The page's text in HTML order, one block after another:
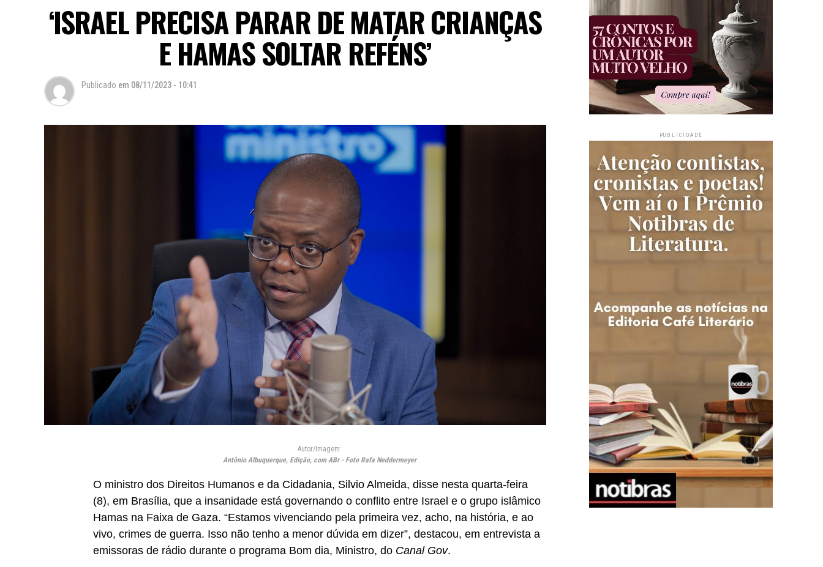
‘ISRAEL PRECISA PARAR DE MATAR CRIANÇAS
E HAMAS SOLTAR REFÉNS’
Publicado em 08/11/2023 - 10:41
Autor/Imagem:
Antônio Albuquerque, Edição, com ABr - Foto Rafa Neddermeyer
O ministro dos Direitos Humanos e da Cidadania, Silvio Almeida, disse nesta quarta-feira
(8), em Brasília, que a insanidade está governando o conflito entre Israel e o grupo islâmico
Hamas na Faixa de Gaza. “Estamos vivenciando pela primeira vez, acho, na história, e ao
vivo, crimes de guerra. Isso não tenho a menor dúvida em dizer”, destacou, em entrevista a
emissoras de rádio durante o programa Bom dia, Ministro, do Canal Gov.
PUBLICIDADE